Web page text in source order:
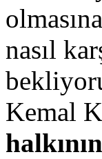
nasıl
Kemal